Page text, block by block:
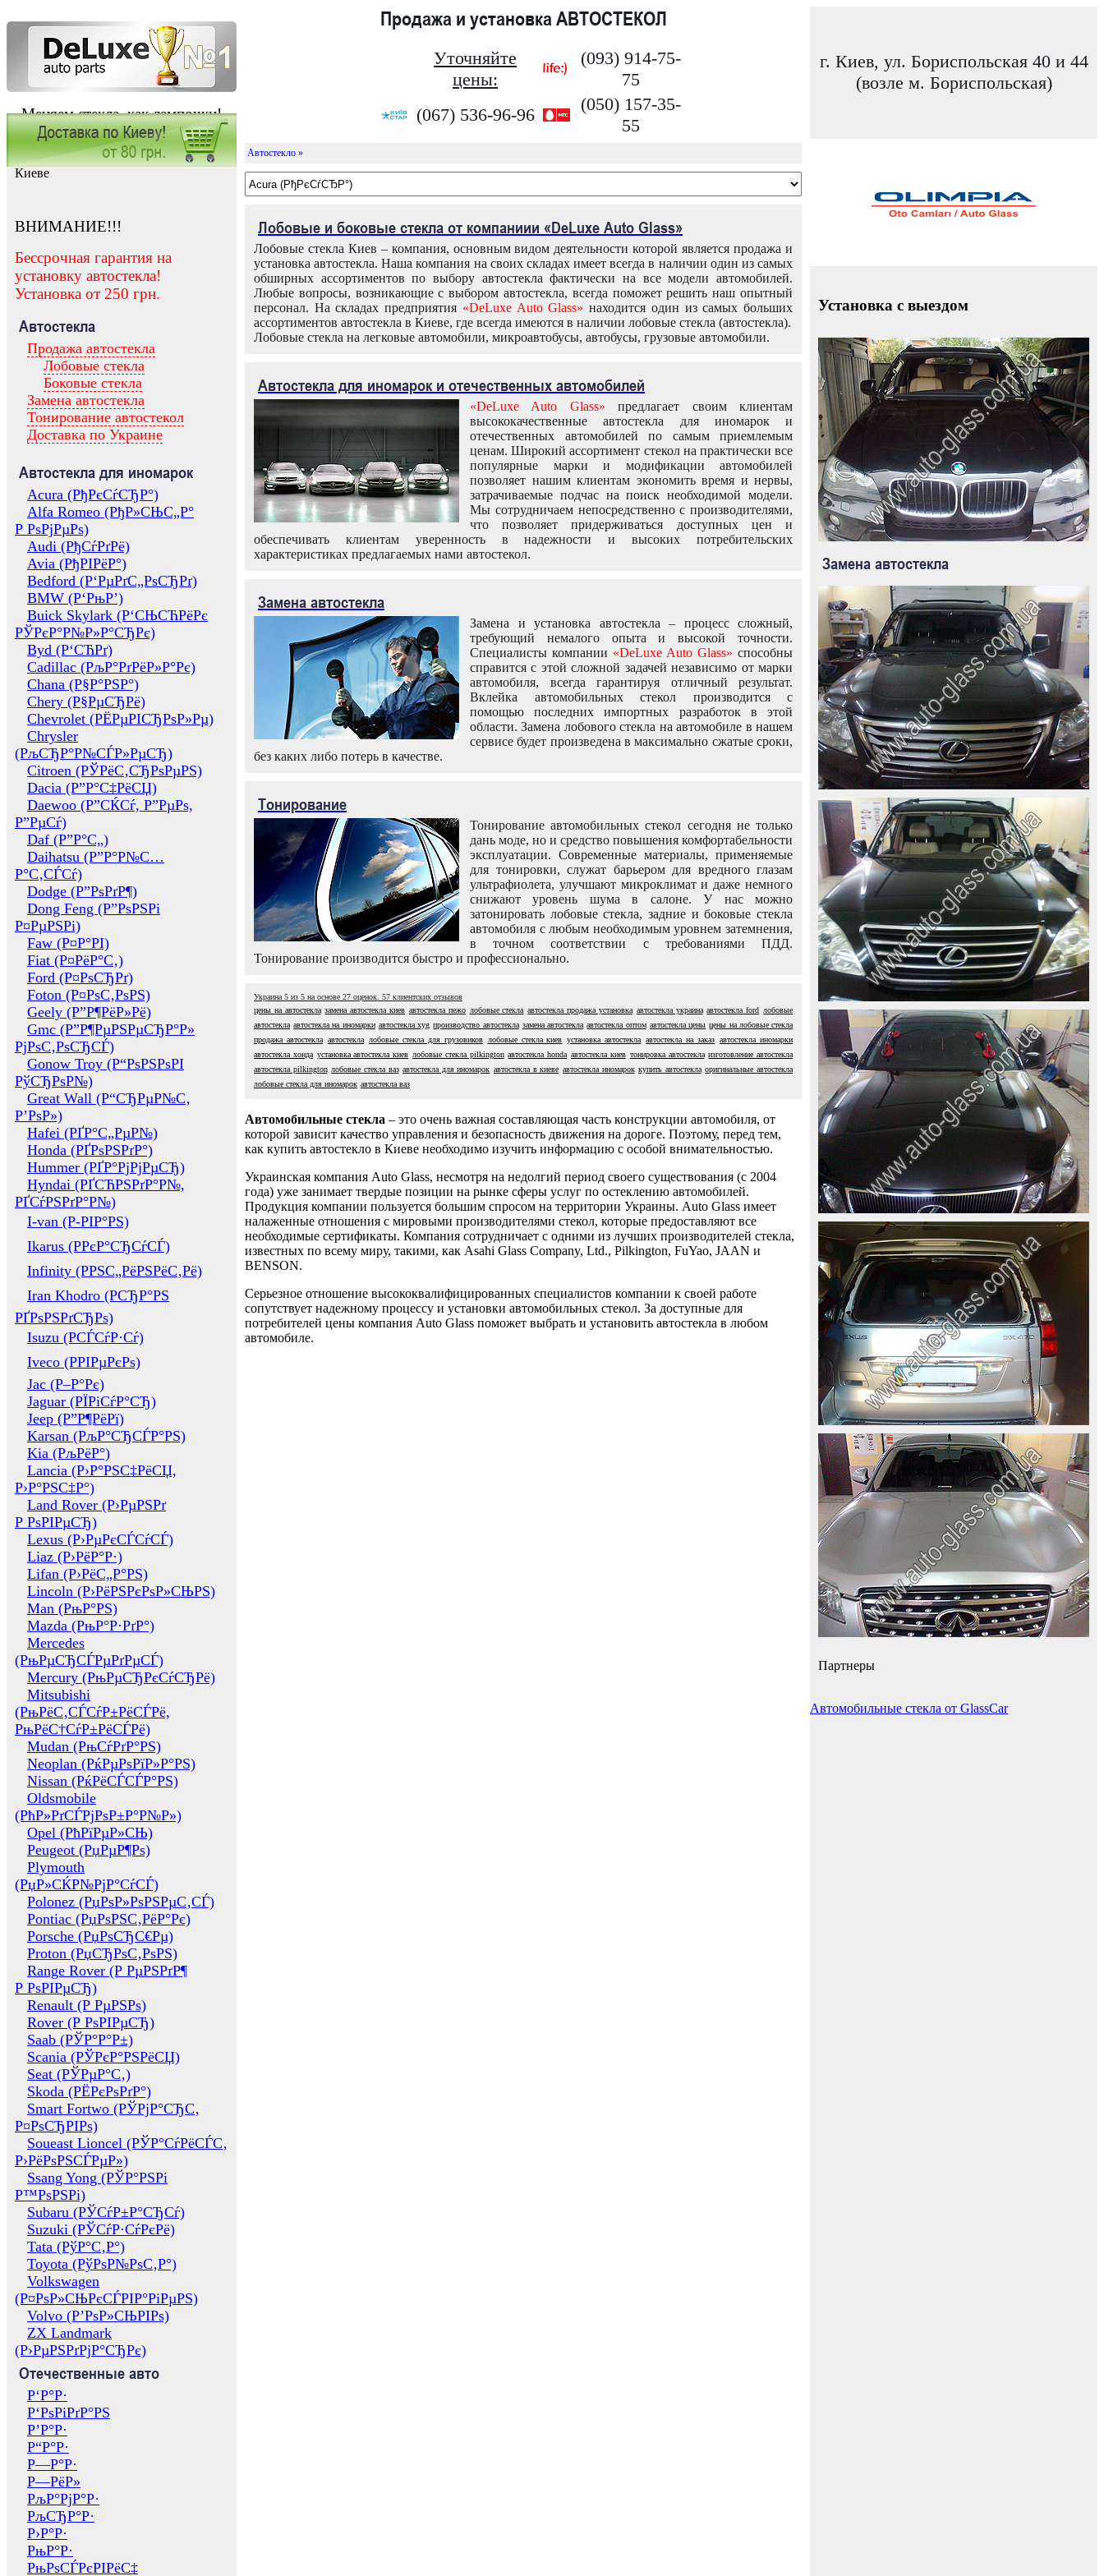
Меняем стекла, как лампочки!
Продажа и установка АВТОСТЕКОЛ
Уточняйте
цены:
(093) 914-75-
75
(067) 536-96-96
(050) 157-35-
55
г. Киев, ул. Бориспольская 40 и 44
(возле м. Бориспольская)
Заказать установку автостекла в
Киеве
ВНИМАНИЕ!!!
Бессрочная гарантия на
установку автостекла!
Установка от 250 грн.
Автостекла
Продажа автостекла
Лобовые стекла
Боковые стекла
Замена автостекла
Тонирование автостекол
Доставка по Украине
Автостекла для иномарок
Acura (РђРєСѓСЂР°)
Alfa Romeo (РђР»СЊС„Р°
Р РѕРјРµРѕ)
Audi (РђСѓРґРё)
Avia (РђРІРёР°)
Bedford (Р‘РµРґС„РѕСЂРґ)
BMW (Р‘РњР’)
Buick Skylark (Р‘СЊСЋРёРє
РЎРєР°Р№Р»Р°СЂРє)
Byd (Р‘СЋРґ)
Cadillac (РљР°РґРёР»Р°Рє)
Chana (Р§Р°РЅР°)
Chery (Р§РµСЂРё)
Chevrolet (РЁРµРІСЂРѕР»Рµ)
Chrysler
(РљСЂР°Р№СЃР»РµСЂ)
Citroen (РЎРёС‚СЂРѕРµРЅ)
Dacia (Р”Р°С‡РёСЏ)
Daewoo (Р”СЌСѓ, Р”РµРѕ,
Р”РµСѓ)
Daf (Р”Р°С„)
Daihatsu (Р”Р°Р№С…
Р°С‚СЃСѓ)
Dodge (Р”РѕРґР¶)
Dong Feng (Р”РѕРЅРі
Р¤РµРЅРі)
Faw (Р¤Р°РІ)
Fiat (Р¤РёР°С‚)
Ford (Р¤РѕСЂРґ)
Foton (Р¤РѕС‚РѕРЅ)
Geely (Р”Р¶РёР»Рё)
Gmc (Р”Р¶РµРЅРµСЂР°Р»
РјРѕС‚РѕСЂСЃ)
Gonow Troy (Р“РѕРЅРѕРІ
РўСЂРѕР№)
Great Wall (Р“СЂРµР№С‚
Р’РѕР»)
Hafei (РҐР°С„РµР№)
Honda (РҐРѕРЅРґР°)
Hummer (РҐР°РјРјРµСЂ)
Hyndai (РҐСЋРЅРґР°Р№,
РҐСѓРЅРґР°Р№)
I-van (Р-РІР°РЅ)
Ikarus (РРєР°СЂСѓСЃ)
Infinity (РРЅС„РёРЅРёС‚Рё)
Iran Khodro (РСЂР°РЅ
РҐРѕРЅРґСЂРѕ)
Isuzu (РСЃСѓР·Сѓ)
Iveco (РРІРµРєРѕ)
Jac (Р–Р°Рє)
Jaguar (РЇРіСѓР°СЂ)
Jeep (Р”Р¶РёРї)
Karsan (РљР°СЂСЃР°РЅ)
Kia (РљРёР°)
Lancia (Р›Р°РЅС‡РёСЏ,
Р›Р°РЅС‡Р°)
Land Rover (Р›РµРЅРґ
Р РѕРІРµСЂ)
Lexus (Р›РµРєСЃСѓСЃ)
Liaz (Р›РёР°Р·)
Lifan (Р›РёС„Р°РЅ)
Lincoln (Р›РёРЅРєРѕР»СЊРЅ)
Man (РњР°РЅ)
Mazda (РњР°Р·РґР°)
Mercedes
(РњРµСЂСЃРµРґРµСЃ)
Mercury (РњРµСЂРєСѓСЂРё)
Mitsubishi
(РњРёС‚СЃСѓР±РёСЃРё,
РњРёС†СѓР±РёСЃРё)
Mudan (РњСѓРґР°РЅ)
Neoplan (РќРµРѕРїР»Р°РЅ)
Nissan (РќРёСЃСЃР°РЅ)
Oldsmobile
(РћР»РґСЃРјРѕР±Р°Р№Р»)
Opel (РћРїРµР»СЊ)
Peugeot (РџРµР¶Рѕ)
Plymouth
(РџР»СЌР№РјР°СѓСЃ)
Polonez (РџРѕР»РѕРЅРµС‚СЃ)
Pontiac (РџРѕРЅС‚РёР°Рє)
Porsche (РџРѕСЂС€Рµ)
Proton (РџСЂРѕС‚РѕРЅ)
Range Rover (Р РµРЅРґР¶
Р РѕРІРµСЂ)
Renault (Р РµРЅРѕ)
Rover (Р РѕРІРµСЂ)
Saab (РЎР°Р°Р±)
Scania (РЎРєР°РЅРёСЏ)
Seat (РЎРµР°С‚)
Skoda (РЁРєРѕРґР°)
Smart Fortwo (РЎРјР°СЂС‚
Р¤РѕСЂРІРѕ)
Soueast Lioncel (РЎР°СѓРёСЃС‚
Р›РёРѕРЅСЃРµР»)
Ssang Yong (РЎР°РЅРі
Р™РѕРЅРі)
Subaru (РЎСѓР±Р°СЂСѓ)
Suzuki (РЎСѓР·СѓРєРё)
Tata (РўР°С‚Р°)
Toyota (РўРѕР№РѕС‚Р°)
Volkswagen
(Р¤РѕР»СЊРєСЃРІР°РіРµРЅ)
Volvo (Р’РѕР»СЊРІРѕ)
ZX Landmark
(Р›РµРЅРґРјР°СЂРє)
Отечественные авто
Р‘Р°Р·
Р‘РѕРіРґР°РЅ
Р’Р°Р·
Р“Р°Р·
Р—Р°Р·
Р—РёР»
РљР°РјР°Р·
РљСЂР°Р·
Р›Р°Р·
РњР°Р·
РњРѕСЃРєРІРёС‡
Автостекло »
Лобовые и боковые стекла от компаниии «DeLuxe Auto Glass»
Лобовые стекла Киев – компания, основным видом деятельности которой является продажа и
установка автостекла. Наша компания на своих складах имеет всегда в наличии один из самых
обширных ассортиментов по выбору автостекла фактически на все модели автомобилей.
Любые вопросы, возникающие с выбором автостекла, всегда поможет решить наш опытный
персонал. На складах предприятия «DeLuxe Auto Glass» находится один из самых больших
ассортиментов автостекла в Киеве, где всегда имеются в наличии лобовые стекла (автостекла).
Лобовые стекла на легковые автомобили, микроавтобусы, автобусы, грузовые автомобили.
Автостекла для иномарок и отечественных автомобилей
«DeLuxe Auto Glass» предлагает своим клиентам
высококачественные автостекла для иномарок и
отечественных автомобилей по самым приемлемым
ценам. Широкий ассортимент стекол на практически все
популярные марки и модификации автомобилей
позволяет нашим клиентам экономить время и нервы,
затрачиваемые подчас на поиск необходимой модели.
Мы сотрудничаем непосредственно с производителями,
что позволяет придерживаться доступных цен и
обеспечивать клиентам уверенность в надежности и высоких потребительских
характеристиках предлагаемых нами автостекол.
Замена автостекла
Замена и установка автостекла – процесс сложный,
требующий немалого опыта и высокой точности.
Специалисты компании «DeLuxe Auto Glass» способны
справится с этой сложной задачей независимо от марки
автомобиля, всегда гарантируя отличный результат.
Вклейка автомобильных стекол производится с
помощью последних импортных разработок в этой
области. Замена лобового стекла на автомобиле в нашем
сервисе будет произведена в максимально сжатые сроки,
без каких либо потерь в качестве.
Тонирование
Тонирование автомобильных стекол сегодня не только
дань моде, но и средство повышения комфортабельности
эксплуатации. Современные материалы, применяемые
для тонировки, служат барьером для вредного глазам
ультрафиолета, улучшают микроклимат и даже немного
снижают уровень шума в салоне. У нас можно
затонировать лобовые стекла, задние и боковые стекла
автомобиля с любым необходимым уровнем затемнения,
в точном соответствии с требованиями ПДД.
Тонирование производится быстро и профессионально.
Украина 5 из 5 на основе 27 оценок. 57 клиентских отзывов
цены на автостекла замена автостекла киев автостекла пежо лобовые стекла автостекла продажа установка автостекла украина автостекла ford лобовые
автостекла автостекла на иномарки автостекла xyg производство автостекла замена автостекла автостекла оптом автостекла цены цены на лобовые стекла
продажа автостекла автостекла лобовые стекла для грузовиков лобовые стекла киев установка автостекла автостекла на заказ автостекла иномарки
автостекла хонда установка автостекла киев лобовые стекла pilkington автостекла honda автостекла киев тонировка автостекла изготовление автостекла
автостекла pilkington лобовые стекла ваз автостекла для иномарок автостекла в киеве автостекла иномарок купить автостекла оригинальные автостекла
лобовые стекла для иномарок автостекла ваз
Автомобильные стекла – это очень важная составляющая часть конструкции автомобиля, от
которой зависит качество управления и безопасность движения на дороге. Поэтому, перед тем,
как купить автостекло в Киеве необходимо изучить информацию с особой внимательностью.
Украинская компания Auto Glass, несмотря на недолгий период своего существования (с 2004
года) уже занимает твердые позиции на рынке сферы услуг по остеклению автомобилей.
Продукция компании пользуется большим спросом на территории Украины. Auto Glass имеет
налаженные отношения с мировыми производителями стекол, которые предоставляют все
необходимые сертификаты. Компания сотрудничает с одними из лучших производителей стекла,
известных по всему миру, такими, как Asahi Glass Company, Ltd., Pilkington, FuYao, JAAN и
BENSON.
Серьезное отношение высококвалифицированных специалистов компании к своей работе
сопутствует надежному процессу и установки автомобильных стекол. За доступные для
потребителей цены компания Auto Glass поможет выбрать и установить автостекла в любом
автомобиле.
Установка с выездом
Замена автостекла
Партнеры
Автомобильные стекла от GlassCar